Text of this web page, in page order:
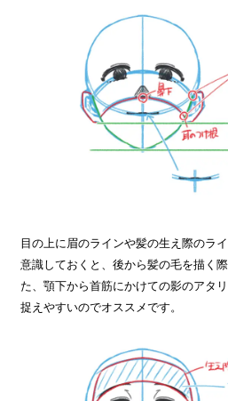
目の上に眉のラインや髪の生え際のラ
意識しておくと、後から髪の毛を描く
た、顎下から首筋にかけての影のアタ
捉えやすいのでオススメです。